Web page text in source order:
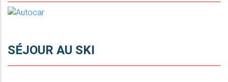
SÉJOUR AU SKI